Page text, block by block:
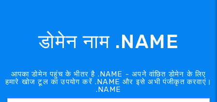
डोमेन नाम .NAME
आपका डोमेन पहुंच के भीतर है .NAME - अपने वांछित डोमेन के लिए
हमारे खोज टूल का उपयोग करें .NAME और इसे अभी पंजीकृत करवाएं।
.NAME